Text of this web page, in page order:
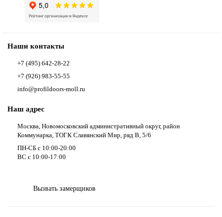
Наши контакты
+7 (495) 642-28-22
+7 (926) 983-55-55
info@profildoors-moll.ru
Наш адрес
Москва, Новомосковский административный округ, район
Коммунарка, ТОГК Славянский Мир, ряд В, 5/6
ПН-СБ с 10:00-20:00
ВС с 10:00-17:00
Вызвать замерщиков